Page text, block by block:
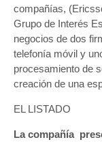
compañías,
Grupo de Interés
negocios de dos
telefonía móvil y
procesamiento de
creación de una
EL LISTADO
La compañía